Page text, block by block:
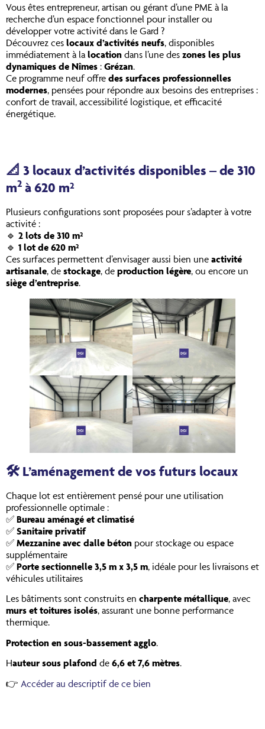
Vous êtes entrepreneur, artisan ou gérant d’une PME à la
recherche d’un espace fonctionnel pour installer ou
développer votre activité dans le Gard ?
Découvrez ces locaux d’activités neufs, disponibles
immédiatement à la location dans l’une des zones les plus
dynamiques de Nîmes : Grézan.
Ce programme neuf offre des surfaces professionnelles
modernes, pensées pour répondre aux besoins des entreprises :
confort de travail, accessibilité logistique, et efficacité
énergétique.
📐 3 locaux d’activités disponibles – de 310
m2 à 620 m²
Plusieurs configurations sont proposées pour s’adapter à votre
activité :
🔹 2 lots de 310 m²
🔹 1 lot de 620 m²
Ces surfaces permettent d’envisager aussi bien une activité
artisanale, de stockage, de production légère, ou encore un
siège d’entreprise.
🛠️ L’aménagement de vos futurs locaux
Chaque lot est entièrement pensé pour une utilisation
professionnelle optimale :
✅ Bureau aménagé et climatisé
✅ Sanitaire privatif
✅ Mezzanine avec dalle béton pour stockage ou espace
supplémentaire
✅ Porte sectionnelle 3,5 m x 3,5 m, idéale pour les livraisons et
véhicules utilitaires
Les bâtiments sont construits en charpente métallique, avec
murs et toitures isolés, assurant une bonne performance
thermique.
Protection en sous-bassement agglo.
Hauteur sous plafond de 6,6 et 7,6 mètres.
👉 Accéder au descriptif de ce bien